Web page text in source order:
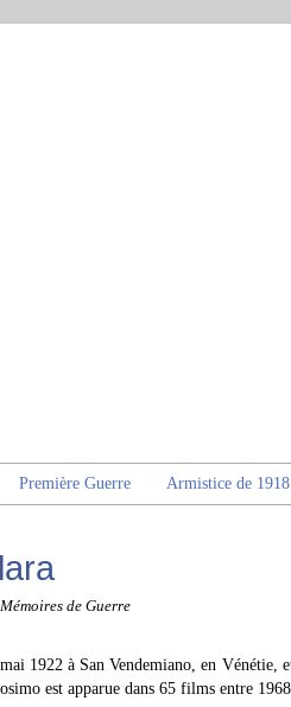
Première Guerre Armistice de 1918
de Guerre
1922 à San Vendemiano, en Vénétie,
est apparue dans 65 films entre